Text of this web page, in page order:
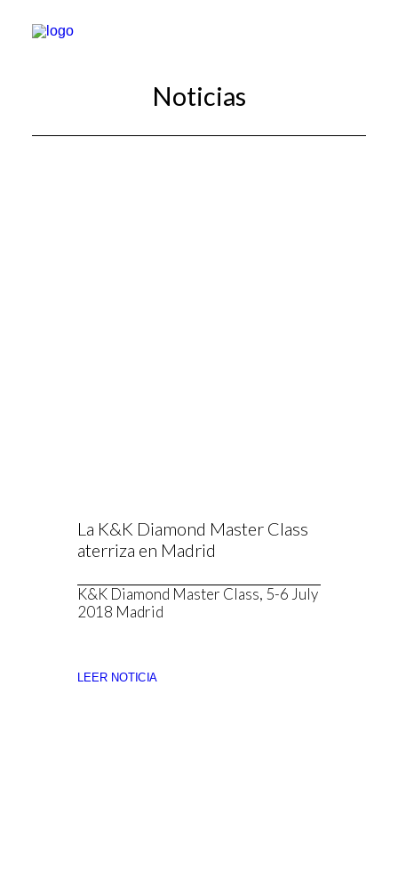
Noticias
La K&K Diamond Master Class
aterriza en Madrid
K&K Diamond Master Class, 5-6 July
2018 Madrid
LEER NOTICIA